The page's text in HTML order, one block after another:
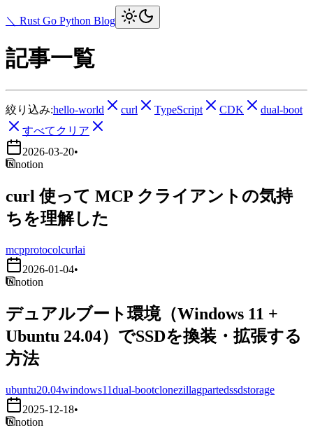
＼ Rust Go Python Blog
記事一覧
絞り込み:hello-world curl TypeScript CDK
dual-boot
すべてクリア
2026-03-20•
notion
curl 使って MCP クライアントの気持
ちを理解した
mcpprotocolcurlai
2026-01-04•
notion
デュアルブート環境（Windows 11 +
Ubuntu 24.04）でSSDを換装・拡張する
方法
ubuntu20.04windows11dual-bootclonezillagpartedssdstorage
2025-12-18•
notion